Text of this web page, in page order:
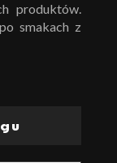
produktów.
smakach z